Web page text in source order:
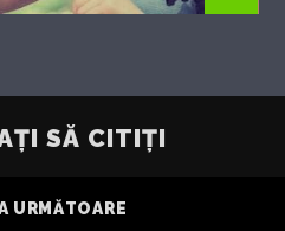
SĂ CITIȚI
URMĂTOARE